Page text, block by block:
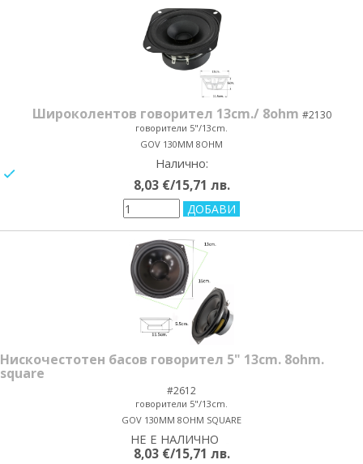
Широколентов говорител 13cm./ 8ohm #2130
говорители 5"/13cm.
GOV 130MM 8OHM
Налично:
8,03 €/15,71 лв.
Нискочестотен басов говорител 5" 13cm. 8ohm.
square
#2612
говорители 5"/13cm.
GOV 130MM 8OHM SQUARE
НЕ Е НАЛИЧНО
8,03 €/15,71 лв.